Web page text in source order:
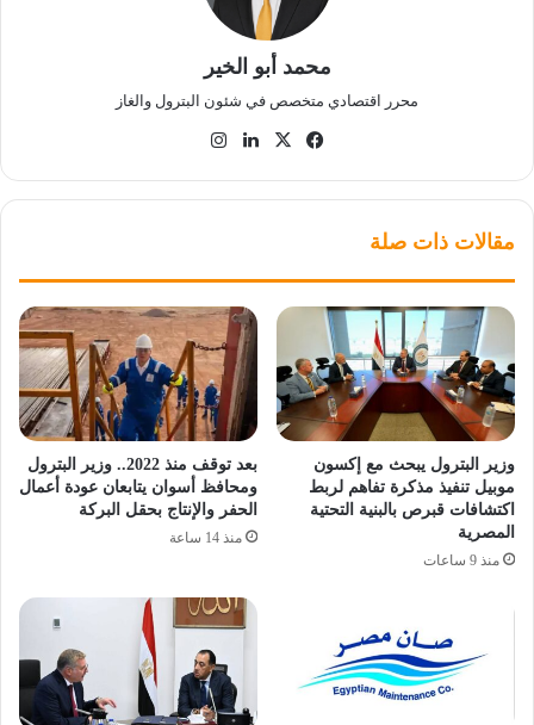
محمد أبو الخير
محرر اقتصادي متخصص في شئون البترول والغاز
فيسبوك
‫X لينكدإن
مقالات ذات صلة
وزير البترول يبحث مع إكسون
موبيل تنفيذ مذكرة تفاهم لربط
اكتشافات قبرص بالبنية التحتية
المصرية
منذ 9 ساعات
بعد توقف منذ 2022.. وزير البترول
ومحافظ أسوان يتابعان عودة أعمال
الحفر والإنتاج بحقل البركة
منذ 14 ساعة